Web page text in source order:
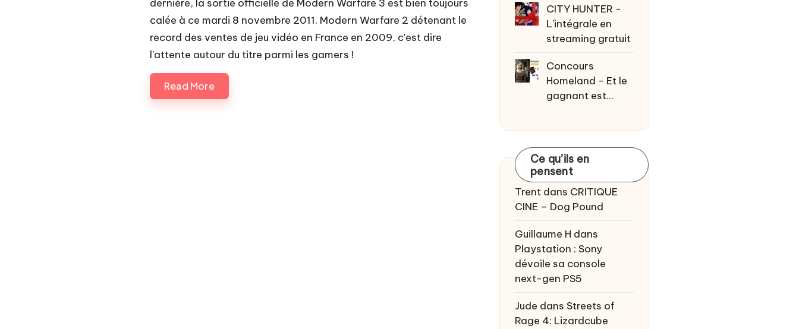
dernière, la sortie officielle de Modern Warfare 3 est bien toujours
calée à ce mardi 8 novembre 2011. Modern Warfare 2 détenant le
record des ventes de jeu vidéo en France en 2009, c'est dire
l'attente autour du titre parmi les gamers !
Read More
CITY HUNTER -
L'intégrale en
streaming gratuit
Concours
Homeland - Et le
gagnant est...
Ce qu’ils en
pensent
Trent dans CRITIQUE
CINE – Dog Pound
Guillaume H dans
Playstation : Sony
dévoile sa console
next-gen PS5
Jude dans Streets of
Rage 4: Lizardcube